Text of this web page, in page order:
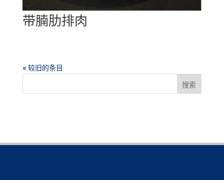
带腩肋排肉
« 较旧的条目
搜索